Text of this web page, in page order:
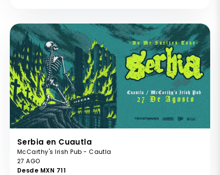
Serbia en Cuautla
McCarthy's Irish Pub - Cautla
27 AGO
Desde MXN 711